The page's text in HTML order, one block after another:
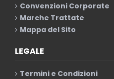
Convenzioni Corporate
Marche Trattate
Mappa del Sito
LEGALE
Termini e Condizioni